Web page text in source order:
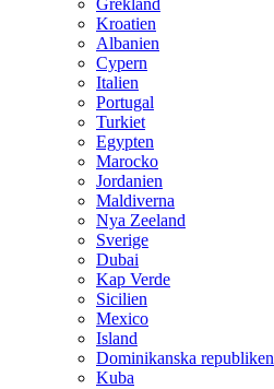
Grekland
Kroatien
Albanien
Cypern
Italien
Portugal
Turkiet
Egypten
Marocko
Jordanien
Maldiverna
Nya Zeeland
Sverige
Dubai
Kap Verde
Sicilien
Mexico
Island
Dominikanska republiken
Kuba